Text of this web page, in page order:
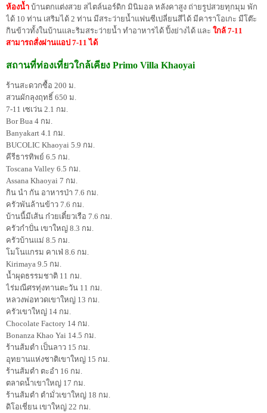
ห้องน้ำ บ้านตกแต่งสวย สไตล์นอร์ดิก มินิมอล หลังคาสูง ถ่ายรูปสวยทุกมุม พัก
ได้ 10 ท่าน เสริมได้ 2 ท่าน มีสระว่ายน้ำแฟนซีเปลี่ยนสีได้ มีคาราโอเกะ มีโต๊ะ
กินข้าวทั้งในบ้านและริมสระว่ายน้ำ ทำอาหารได้ ปิ้งย่างได้ และ ใกล้ 7-11
สามารถสั่งผ่านแอป 7-11 ได้
สถานที่ท่องเที่ยวใกล้เคียง Primo Villa Khaoyai
ร้านสะดวกซื้อ 200 ม.
สวนผักลุงฤทธิ์ 650 ม.
7-11 เซเว่น 2.1 กม.
Bor Bua 4 กม.
Banyakart 4.1 กม.
BUCOLIC Khaoyai 5.9 กม.
คีรีธารทิพย์ 6.5 กม.
Toscana Valley 6.5 กม.
Assana Khaoyai 7 กม.
กิน นำ กัน อาหารป่า 7.6 กม.
ครัวพันล้านข้าว 7.6 กม.
บ้านนี้มีเส้น ก๋วยเตี๋ยวเรือ 7.6 กม.
ครัวกำปั่น เขาใหญ่ 8.3 กม.
ครัวบ้านแม่ 8.5 กม.
โมโนแกรม คาเฟ่ 8.6 กม.
Kirimaya 9.5 กม.
น้ำผุดธรรมชาติ 11 กม.
ไร่มณีศรทุ่งทานตะวัน 11 กม.
หลวงพ่อทวดเขาใหญ่ 13 กม.
ครัวเขาใหญ่ 14 กม.
Chocolate Factory 14 กม.
Bonanza Khao Yai 14.5 กม.
ร้านส้มตำ เป็นลาว 15 กม.
อุทยานแห่งชาติเขาใหญ่ 15 กม.
ร้านส้มตำ ตะอำ 16 กม.
ตลาดน้ำเขาใหญ่ 17 กม.
ร้านส้มตำ ตำมั่วเขาใหญ่ 18 กม.
ดิโอเชี่ยน เขาใหญ่ 22 กม.